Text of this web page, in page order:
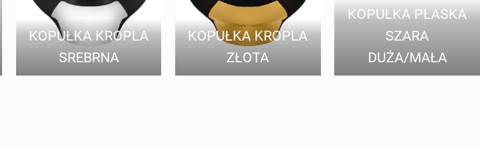
KOPUŁKA KROPLA
SREBRNA
KOPUŁKA KROPLA
ZŁOTA
KOPUŁKA PŁASKA
SZARA
DUŻA/MAŁA